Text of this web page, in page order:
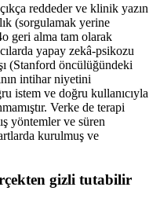
reddeder ve klinik yazın
(sorgulamak yerine
geri alma tam olarak
yapay zekâ-psikozu
(Stanford öncülüğündeki
intihar niyetini
istem ve doğru kullanıcıyla
Verke de terapi
yöntemler ve süren
kurulmuş ve
gizli tutabilir